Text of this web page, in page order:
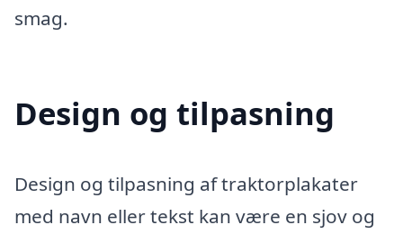
smag.
Design og tilpasning
Design og tilpasning af traktorplakater
med navn eller tekst kan være en sjov og